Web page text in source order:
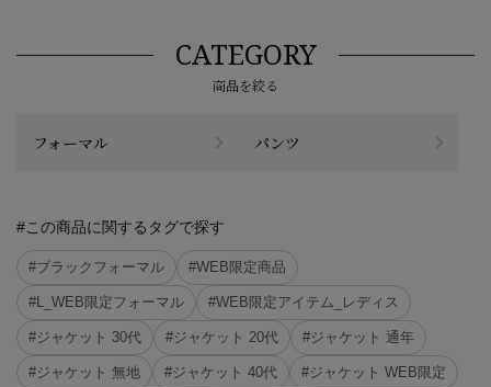
CATEGORY
商品を絞る
フォーマル パンツ
#この商品に関するタグで探す
#ブラックフォーマル #WEB限定商品
#L_WEB限定フォーマル #WEB限定アイテム_レディス
#ジャケット 30代 #ジャケット 20代 #ジャケット 通年
#ジャケット 無地 #ジャケット 40代 #ジャケット WEB限定